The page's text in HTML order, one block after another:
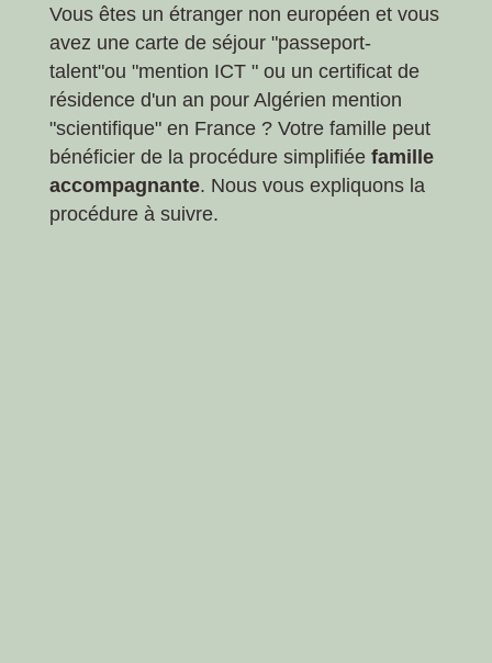
Vous êtes un étranger non européen et vous
avez une carte de séjour "passeport-
talent"ou "mention ICT " ou un certificat de
résidence d'un an pour Algérien mention
"scientifique" en France ? Votre famille peut
bénéficier de la procédure simplifiée famille
accompagnante. Nous vous expliquons la
procédure à suivre.